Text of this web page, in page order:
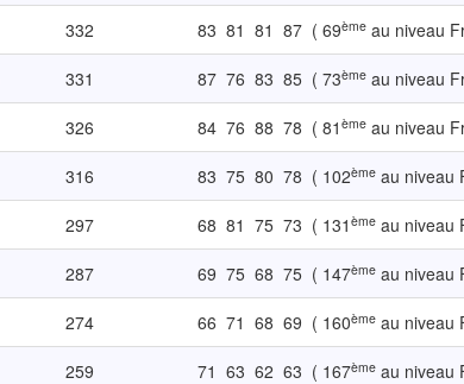
332 83 81 81 87 ( 69ème au niveau
331 87 76 83 85 ( 73ème au niveau
326 84 76 88 78 ( 81 ème au niveau
316 83 75 80 78 ( 102ème au niveau
297 68 81 75 73 ( 131 ème au niveau
287 69 75 68 75 ( 147ème au niveau
274 66 71 68 69 ( 160ème au niveau
259 71 63 62 63 ( 167ème au niveau